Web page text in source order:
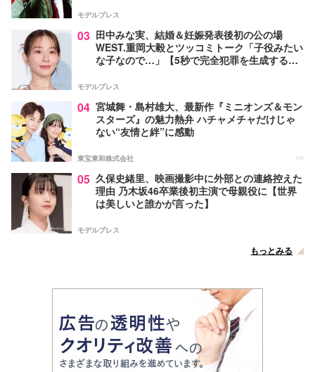
モデルプレス
03 田中みな実、結婚＆妊娠発表後初の公の場
WEST.重岡大毅とツッコミトーク「子役みたい
な子なので…」【5秒で完全犯罪を生成する方
モデルプレス
04 宮城舞・島村雄大、最新作『ミニオンズ＆モン
スターズ』の魅力熱弁 ハチャメチャだけじゃ
ない“友情と絆”に感動
東宝東和株式会社 PR
05 久保史緒里、映画撮影中に外部との連絡控えた
理由 乃木坂46卒業後初主演で母親役に【世界
は美しいと誰かが言った】
モデルプレス
もっとみる